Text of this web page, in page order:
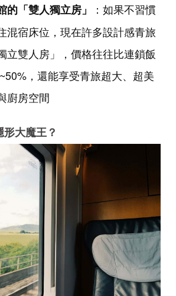
的「雙人獨立房」
：如果不習慣
混宿床位，現在許多設計感青旅
立雙人房」，價格往往比連鎖飯
，還能享受青旅超大、超美
廚房空間
大魔王？